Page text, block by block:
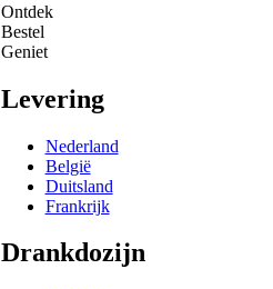
Ontdek
Bestel
Geniet
Levering
Nederland
België
Duitsland
Frankrijk
Drankdozijn